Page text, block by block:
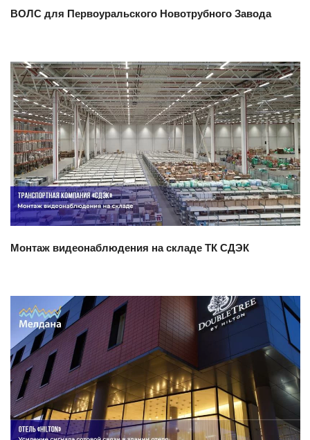
ВОЛС для Первоуральского Новотрубного Завода
Смотреть проект
Монтаж видеонаблюдения на складе ТК СДЭК
Смотреть проект